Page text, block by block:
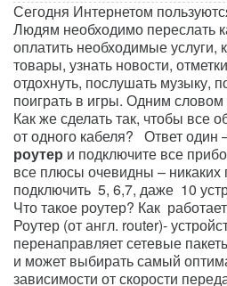
Сегодня Интернетом
Людям необходимо переслать
оплатить необходимые услуги,
товары, узнать новости,
отдохнуть, послушать музыку,
поиграть в игры. Одним словом
Как же сделать так, чтобы все
от одного кабеля? Ответ один
роутер и подключите все
все плюсы очевидны –
подключить 5, 6,7, даже 10
Что такое роутер? Как
Роутер (от англ. router)-
перенаправляет сетевые
и может выбирать самый
зависимости от скорости